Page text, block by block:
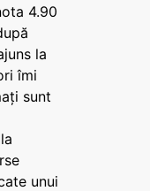
4.90
la
îmi
sunt
unui